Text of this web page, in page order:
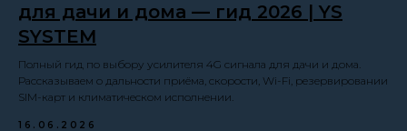
для дачи и дома — гид 2026 | YS
SYSTEM
Полный гид по выбору усилителя 4G сигнала для дачи и дома.
Рассказываем о дальности приёма, скорости, Wi-Fi, резервировании
SIM-карт и климатическом исполнении.
16.06.2026